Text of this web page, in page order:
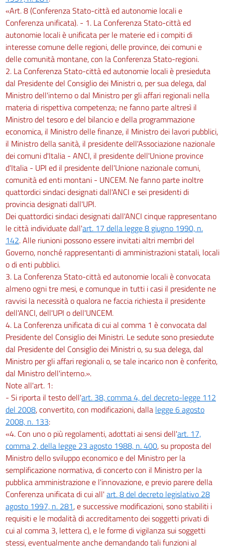
«Art. 8 (Conferenza Stato-città ed autonomie locali e
Conferenza unificata). - 1. La Conferenza Stato-città ed
autonomie locali è unificata per le materie ed i compiti di
interesse comune delle regioni, delle province, dei comuni e
delle comunità montane, con la Conferenza Stato-regioni.
2. La Conferenza Stato-città ed autonomie locali è presieduta
dal Presidente del Consiglio dei Ministri o, per sua delega, dal
Ministro dell'interno o dal Ministro per gli affari regionali nella
materia di rispettiva competenza; ne fanno parte altresì il
Ministro del tesoro e del bilancio e della programmazione
economica, il Ministro delle finanze, il Ministro dei lavori pubblici,
il Ministro della sanità, il presidente dell'Associazione nazionale
dei comuni d'Italia - ANCI, il presidente dell'Unione province
d'Italia - UPI ed il presidente dell'Unione nazionale comuni,
comunità ed enti montani - UNCEM. Ne fanno parte inoltre
quattordici sindaci designati dall'ANCI e sei presidenti di
provincia designati dall'UPI.
Dei quattordici sindaci designati dall'ANCI cinque rappresentano
le città individuate dall'art. 17 della legge 8 giugno 1990, n.
142. Alle riunioni possono essere invitati altri membri del
Governo, nonché rappresentanti di amministrazioni statali, locali
o di enti pubblici.
3. La Conferenza Stato-città ed autonomie locali è convocata
almeno ogni tre mesi, e comunque in tutti i casi il presidente ne
ravvisi la necessità o qualora ne faccia richiesta il presidente
dell'ANCI, dell'UPI o dell'UNCEM.
4. La Conferenza unificata di cui al comma 1 è convocata dal
Presidente del Consiglio dei Ministri. Le sedute sono presiedute
dal Presidente del Consiglio dei Ministri o, su sua delega, dal
Ministro per gli affari regionali o, se tale incarico non è conferito,
dal Ministro dell'interno.».
Note all'art. 1:
- Si riporta il testo dell'art. 38, comma 4, del decreto-legge 112
del 2008, convertito, con modificazioni, dalla legge 6 agosto
2008, n. 133:
«4. Con uno o più regolamenti, adottati ai sensi dell'art. 17,
comma 2, della legge 23 agosto 1988, n. 400, su proposta del
Ministro dello sviluppo economico e del Ministro per la
semplificazione normativa, di concerto con il Ministro per la
pubblica amministrazione e l'innovazione, e previo parere della
Conferenza unificata di cui all' art. 8 del decreto legislativo 28
agosto 1997, n. 281, e successive modificazioni, sono stabiliti i
requisiti e le modalità di accreditamento dei soggetti privati di
cui al comma 3, lettera c), e le forme di vigilanza sui soggetti
stessi, eventualmente anche demandando tali funzioni al